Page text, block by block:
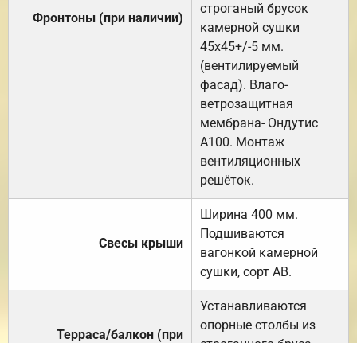
Фронтоны (при наличии)
строганый брусок
камерной сушки
45х45+/-5 мм.
(вентилируемый
фасад). Влаго-
ветрозащитная
мембрана- Ондутис
А100. Монтаж
вентиляционных
решёток.
Свесы крыши
Ширина 400 мм.
Подшиваются
вагонкой камерной
сушки, сорт АВ.
Терраса/балкон (при
Устанавливаются
опорные столбы из